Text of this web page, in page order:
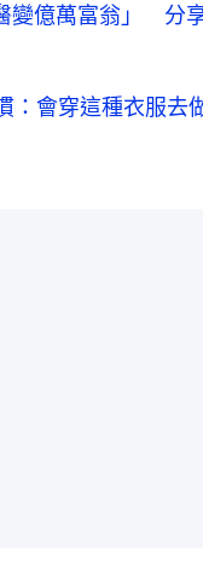
變億萬富翁」 分
：會穿這種衣服